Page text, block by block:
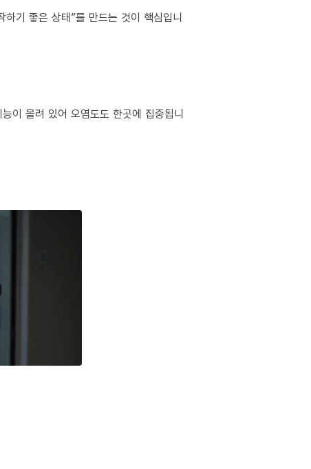
기 좋은 상태”를 만드는 것이 핵심입니
이 몰려 있어 오염도도 한곳에 집중됩니